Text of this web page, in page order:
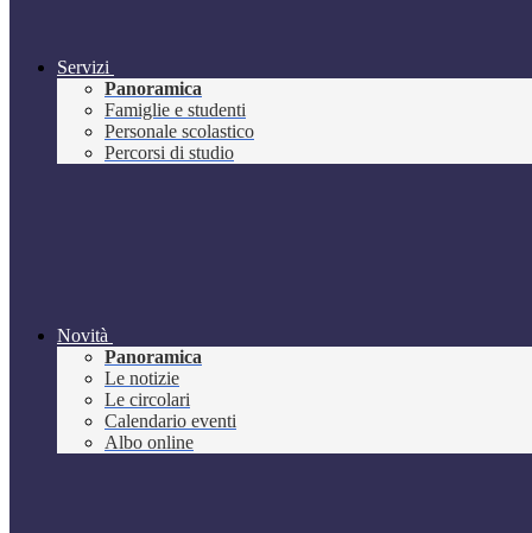
Servizi
Panoramica
Famiglie e studenti
Personale scolastico
Percorsi di studio
Novità
Panoramica
Le notizie
Le circolari
Calendario eventi
Albo online